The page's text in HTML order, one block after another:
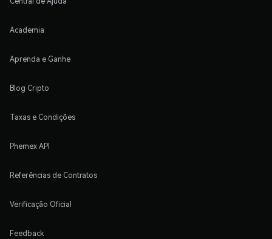
Academia
Aprenda e Ganhe
Blog Cripto
Taxas e Condições
Phemex API
Referências de Contratos
Verificação Oficial
Feedback